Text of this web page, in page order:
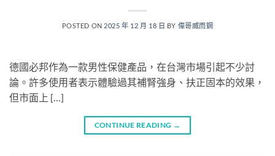
POSTED ON 2025 年 12 月 18 日 BY 偉哥威而鋼
德國必邦作為一款男性保健產品，在台灣市場引起不少討
論。許多使用者表示體驗過其補腎強身、扶正固本的效果，
但市面上 […]
CONTINUE READING →